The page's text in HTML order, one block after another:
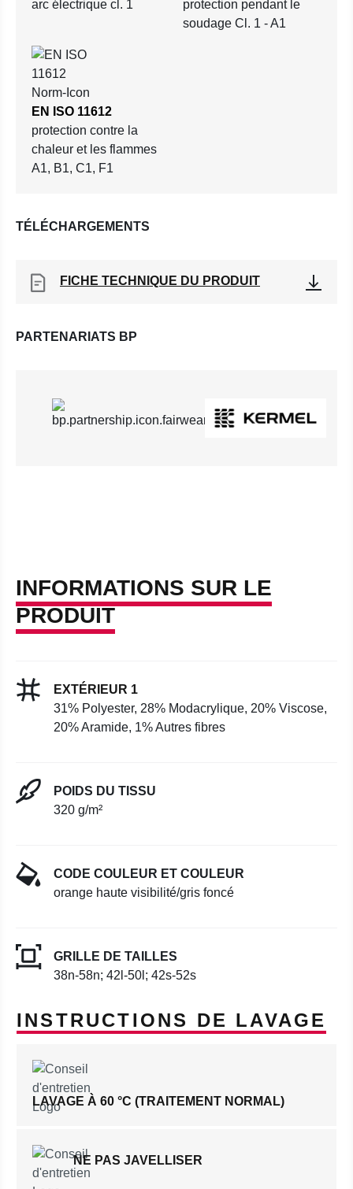
arc électrique cl. 1
protection pendant le
soudage Cl. 1 - A1
EN ISO 11612
protection contre la
chaleur et les flammes
A1, B1, C1, F1
TÉLÉCHARGEMENTS
FICHE TECHNIQUE DU PRODUIT
PARTENARIATS BP
INFORMATIONS SUR LE
PRODUIT
EXTÉRIEUR 1
31% Polyester, 28% Modacrylique, 20% Viscose,
20% Aramide, 1% Autres fibres
POIDS DU TISSU
320 g/m²
CODE COULEUR ET COULEUR
orange haute visibilité/gris foncé
GRILLE DE TAILLES
38n-58n; 42l-50l; 42s-52s
INSTRUCTIONS DE LAVAGE
LAVAGE À 60 °C (TRAITEMENT NORMAL)
NE PAS JAVELLISER